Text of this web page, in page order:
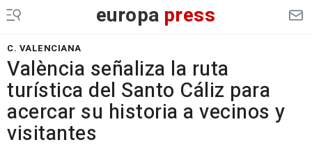
europa press
C. VALENCIANA
València señaliza la ruta
turística del Santo Cáliz para
acercar su historia a vecinos y
visitantes